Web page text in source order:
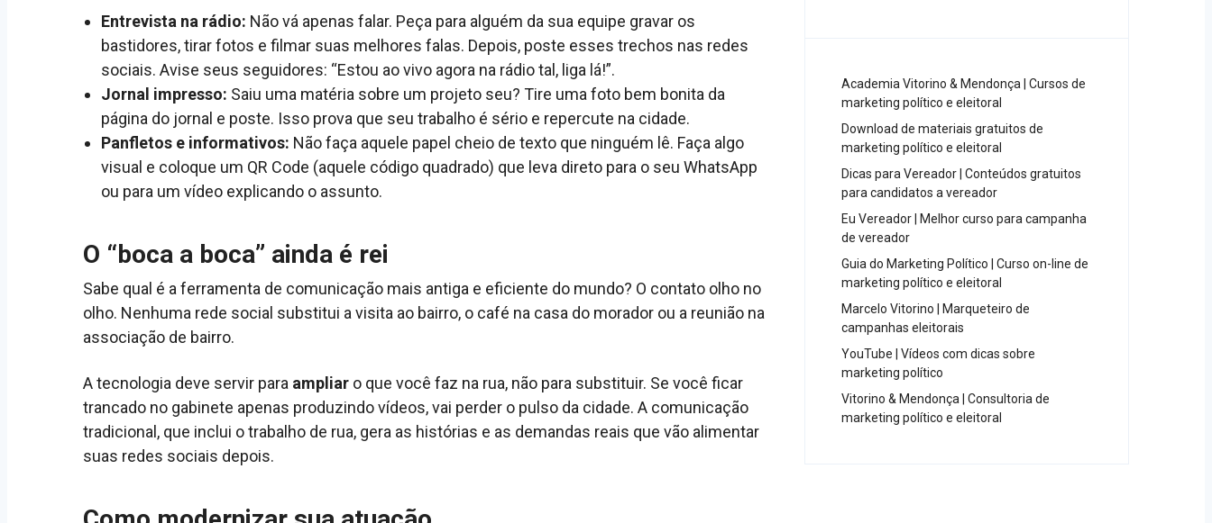
Entrevista na rádio: Não vá apenas falar. Peça para alguém da sua equipe gravar os
bastidores, tirar fotos e filmar suas melhores falas. Depois, poste esses trechos nas redes
sociais. Avise seus seguidores: “Estou ao vivo agora na rádio tal, liga lá!”.
Jornal impresso: Saiu uma matéria sobre um projeto seu? Tire uma foto bem bonita da
página do jornal e poste. Isso prova que seu trabalho é sério e repercute na cidade.
Panfletos e informativos: Não faça aquele papel cheio de texto que ninguém lê. Faça algo
visual e coloque um QR Code (aquele código quadrado) que leva direto para o seu WhatsApp
ou para um vídeo explicando o assunto.
O “boca a boca” ainda é rei
Sabe qual é a ferramenta de comunicação mais antiga e eficiente do mundo? O contato olho no
olho. Nenhuma rede social substitui a visita ao bairro, o café na casa do morador ou a reunião na
associação de bairro.
A tecnologia deve servir para ampliar o que você faz na rua, não para substituir. Se você ficar
trancado no gabinete apenas produzindo vídeos, vai perder o pulso da cidade. A comunicação
tradicional, que inclui o trabalho de rua, gera as histórias e as demandas reais que vão alimentar
suas redes sociais depois.
Academia Vitorino & Mendonça | Cursos de
marketing político e eleitoral
Download de materiais gratuitos de
marketing político e eleitoral
Dicas para Vereador | Conteúdos gratuitos
para candidatos a vereador
Eu Vereador | Melhor curso para campanha
de vereador
Guia do Marketing Político | Curso on-line de
marketing político e eleitoral
Marcelo Vitorino | Marqueteiro de
campanhas eleitorais
YouTube | Vídeos com dicas sobre
marketing político
Vitorino & Mendonça | Consultoria de
marketing político e eleitoral